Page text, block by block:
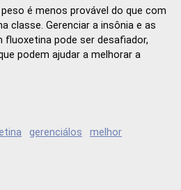
é menos provável do que com
classe. Gerenciar a insônia e as
pode ser desafiador,
podem ajudar a melhorar a
gerenciálos
melhor